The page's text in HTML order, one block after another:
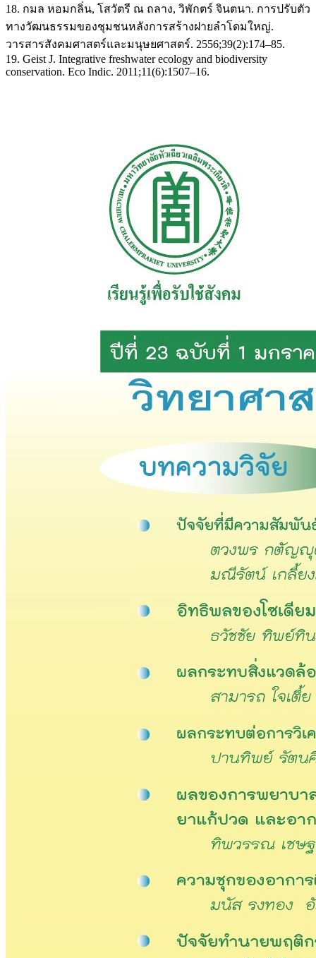
18. กมล หอมกลิ่น, โสวัตรี ณ ถลาง, วิพักตร์ จินตนา. การปรับตัว
ทางวัฒนธรรมของชุมชนหลังการสร้างฝายลำโดมใหญ่.
วารสารสังคมศาสตร์และมนุษยศาสตร์. 2556;39(2):174–85.
19. Geist J. Integrative freshwater ecology and biodiversity
conservation. Eco Indic. 2011;11(6):1507–16.